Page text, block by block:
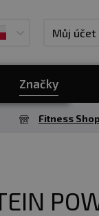
Můj účet
Značky
Fitness